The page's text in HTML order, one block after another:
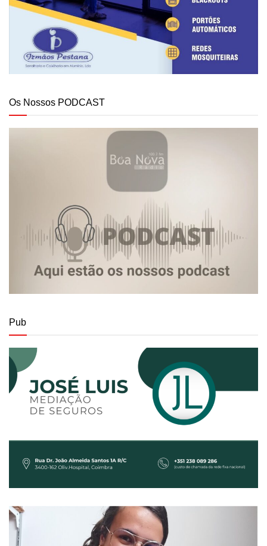
Os Nossos PODCAST
Pub